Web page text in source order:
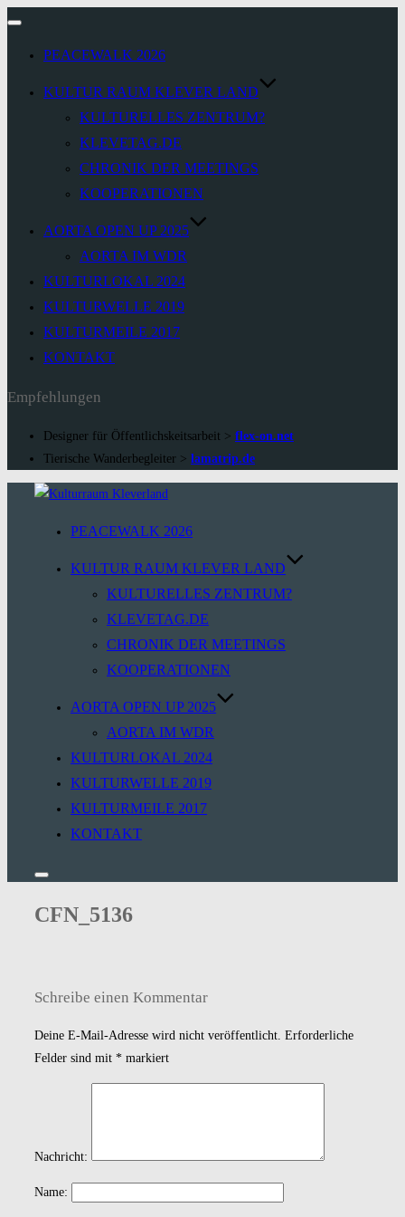
Navigation
PEACEWALK 2026
KULTUR RAUM KLEVER LAND
KULTURELLES ZENTRUM?
KLEVETAG.DE
CHRONIK DER MEETINGS
KOOPERATIONEN
AORTA OPEN UP 2025
AORTA IM WDR
KULTURLOKAL 2024
KULTURWELLE 2019
KULTURMEILE 2017
KONTAKT
Empfehlungen
Designer für Öffentlichskeitsarbeit > flex-on.net
Tierische Wanderbegleiter > lamatrip.de
PEACEWALK 2026
KULTUR RAUM KLEVER LAND
KULTURELLES ZENTRUM?
KLEVETAG.DE
CHRONIK DER MEETINGS
KOOPERATIONEN
AORTA OPEN UP 2025
AORTA IM WDR
KULTURLOKAL 2024
KULTURWELLE 2019
KULTURMEILE 2017
KONTAKT
Seitenleiste
Navigation
umschalten
CFN_5136
Schreibe einen Kommentar
Deine E-Mail-Adresse wird nicht veröffentlicht. Erforderliche
Felder sind mit * markiert
Nachricht:
Name: